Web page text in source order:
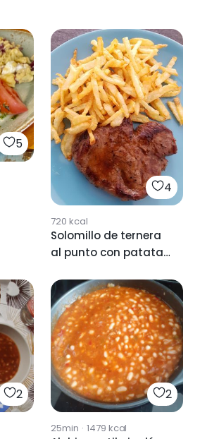
5
4
720 kcal
Solomillo de ternera
al punto con patatas
2 2
25min · 1479 kcal